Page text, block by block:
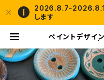
2026.8.7-
します
ペイントデザイ